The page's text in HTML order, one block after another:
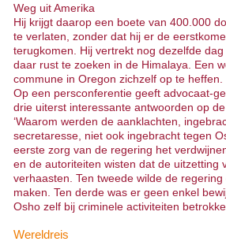
Weg uit Amerika
Hij krijgt daarop een boete van 400.000
te verlaten, zonder dat hij er de
terugkomen. Hij vertrekt nog dezelfde
daar rust te zoeken in de Himalaya. Een
commune in Oregon zichzelf op te heffen.
Op een persconferentie geeft advocaat-
drie uiterst interessante antwoorden op
‘Waarom werden de aanklachten,
secretaresse, niet ook ingebracht tegen
eerste zorg van de regering het
en de autoriteiten wisten dat de uitzetting
verhaasten. Ten tweede wilde de
maken. Ten derde was er geen enkel
Osho zelf bij criminele activiteiten
Wereldreis